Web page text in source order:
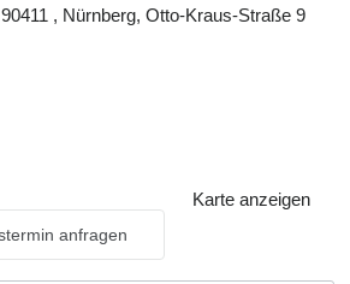
, Nürnberg, Otto-Kraus-Straße 9
Karte anzeigen
anfragen